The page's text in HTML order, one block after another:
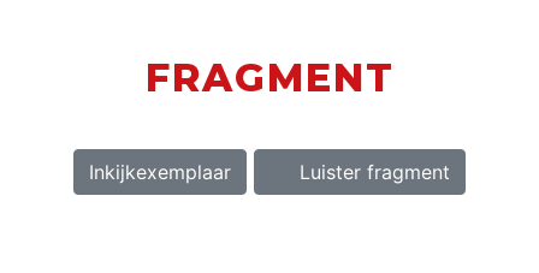
FRAGMENT
Inkijkexemplaar Luister fragment